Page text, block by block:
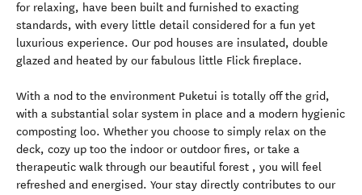
for relaxing, have been built and furnished to exacting
standards, with every little detail considered for a fun yet
luxurious experience. Our pod houses are insulated, double
glazed and heated by our fabulous little Flick fireplace.
With a nod to the environment Puketui is totally off the grid,
with a substantial solar system in place and a modern hygienic
composting loo. Whether you choose to simply relax on the
deck, cozy up too the indoor or outdoor fires, or take a
therapeutic walk through our beautiful forest , you will feel
refreshed and energised. Your stay directly contributes to our